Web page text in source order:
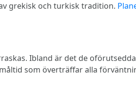
grekisk och turkisk tradition.
Ibland är det de
som överträffar alla